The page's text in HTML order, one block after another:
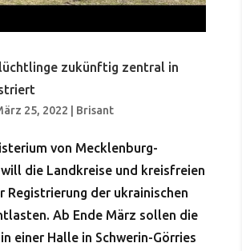
zukünftig zentral in
25, 2022 | Brisant
von Mecklenburg-
die Landkreise und kreisfreien
Registrierung der ukrainischen
Ab Ende März sollen die
einer Halle in Schwerin-Görries